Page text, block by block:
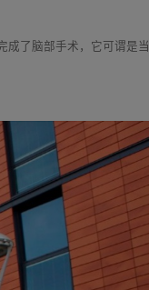
成了脑部手术，它可谓是当